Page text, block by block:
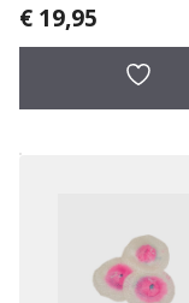
€ 19,95